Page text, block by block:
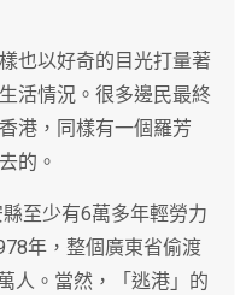
也以好奇的目光打量著
活情況。很多邊民最終
港，同樣有一個羅芳
的。
至少有6萬多年輕勞力
年，整個廣東省偷渡
人。當然，「逃港」的